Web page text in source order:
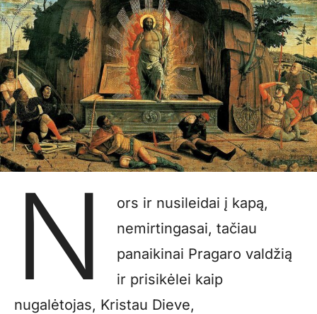
N
ors ir nusileidai į kapą,
nemirtingasai, tačiau
panaikinai Pragaro valdžią
ir prisikėlei kaip
nugalėtojas, Kristau Dieve,